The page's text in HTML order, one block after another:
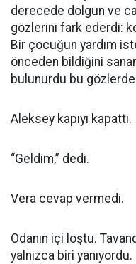
derecede dolgun ve
gözlerini fark ederdi:
Bir çocuğun yardım
önceden bildiğini sanan
bulunurdu bu
Aleksey kapıyı kapattı.
“Geldim,” dedi.
Vera cevap vermedi.
Odanın içi loştu.
yalnızca biri